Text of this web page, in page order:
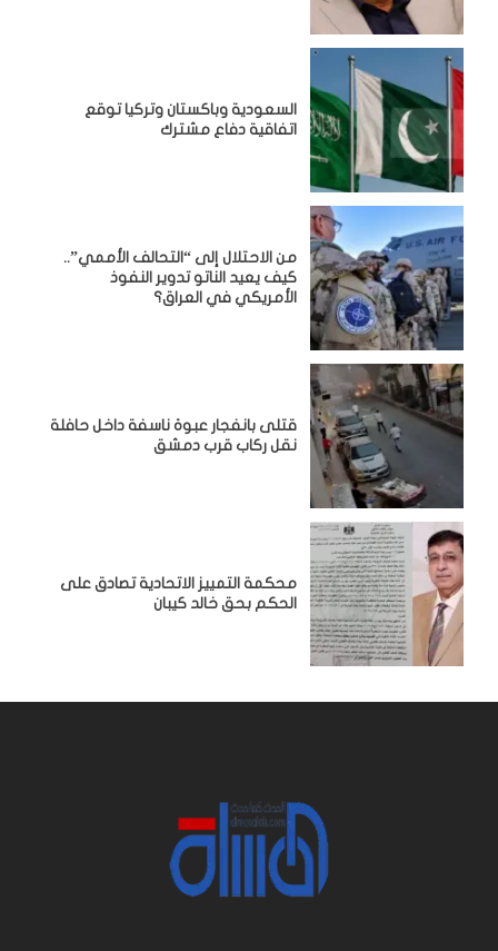
السعودية وباكستان وتركيا توقع
اتفاقية دفاع مشترك
من الاحتلال إلى “التحالف الأممي”..
كيف يعيد الناتو تدوير النفوذ
الأمريكي في العراق؟
قتلى بانفجار عبوة ناسفة داخل حافلة
نقل ركاب قرب دمشق
محكمة التمييز الاتحادية تصادق على
الحكم بحق خالد كيبان